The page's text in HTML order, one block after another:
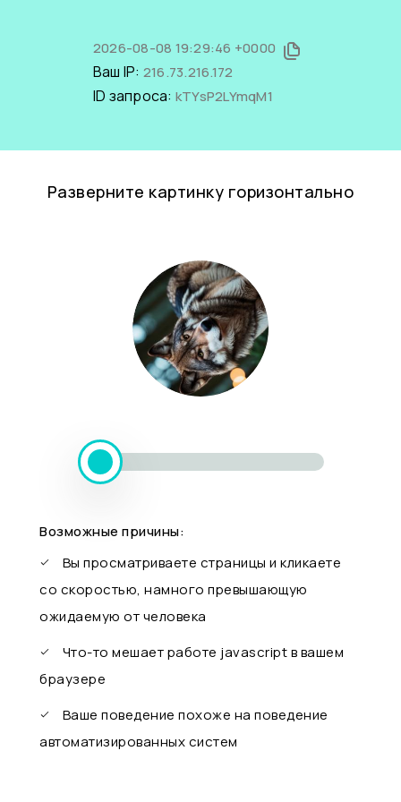
2026-08-08 19:29:46 +0000
Ваш IP: 216.73.216.172
ID запроса: kTYsP2LYmqM1
Разверните картинку горизонтально
Возможные причины:
Вы просматриваете страницы и кликаете
со скоростью, намного превышающую
ожидаемую от человека
Что-то мешает работе javascript в вашем
браузере
Ваше поведение похоже на поведение
автоматизированных систем